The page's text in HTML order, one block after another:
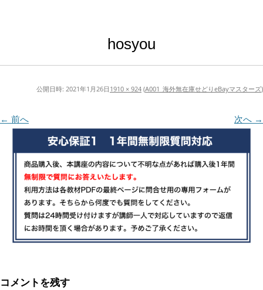
hosyou
公開日時: 2021年1月26日 1910 × 924 (A001_海外無在庫せどりeBayマスターズ)
← 前へ 次へ →
コメントを残す